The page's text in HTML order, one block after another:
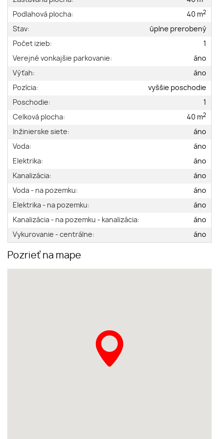
Podlahová plocha: 40 m2
Stav:
úplne prerobený
Počet izieb:
1
Verejné vonkajšie parkovanie:
áno
Výťah:
áno
Pozícia:
vyššie poschodie
Poschodie:
1
Celková plocha:
40 m2
Inžinierske siete:
áno
Voda:
áno
Elektrika:
áno
Kanalizácia:
áno
Voda - na pozemku:
áno
Elektrika - na pozemku:
áno
Kanalizácia - na pozemku - kanalizácia:
áno
Vykurovanie - centrálne:
áno
Pozrieť na mape